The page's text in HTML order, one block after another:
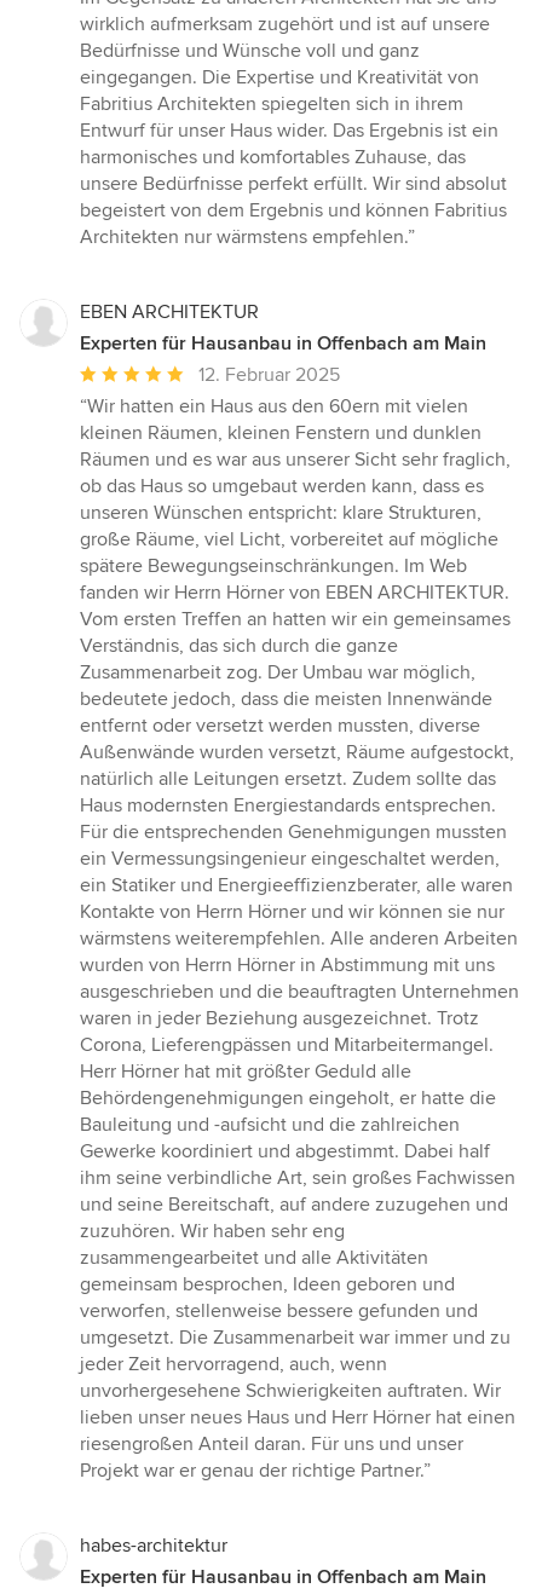
5
Sternen
wirklich aufmerksam zugehört und ist auf unsere
Bedürfnisse und Wünsche voll und ganz
eingegangen. Die Expertise und Kreativität von
Fabritius Architekten spiegelten sich in ihrem
Entwurf für unser Haus wider. Das Ergebnis ist ein
harmonisches und komfortables Zuhause, das
unsere Bedürfnisse perfekt erfüllt. Wir sind absolut
begeistert von dem Ergebnis und können Fabritius
Architekten nur wärmstens empfehlen.”
EBEN ARCHITEKTUR
Experten für Hausanbau in Offenbach am Main
Durchschnittliche
Bewertung:
5
von
5
Sternen
12. Februar 2025
“Wir hatten ein Haus aus den 60ern mit vielen
kleinen Räumen, kleinen Fenstern und dunklen
Räumen und es war aus unserer Sicht sehr fraglich,
ob das Haus so umgebaut werden kann, dass es
unseren Wünschen entspricht: klare Strukturen,
große Räume, viel Licht, vorbereitet auf mögliche
spätere Bewegungseinschränkungen. Im Web
fanden wir Herrn Hörner von EBEN ARCHITEKTUR.
Vom ersten Treffen an hatten wir ein gemeinsames
Verständnis, das sich durch die ganze
Zusammenarbeit zog. Der Umbau war möglich,
bedeutete jedoch, dass die meisten Innenwände
entfernt oder versetzt werden mussten, diverse
Außenwände wurden versetzt, Räume aufgestockt,
natürlich alle Leitungen ersetzt. Zudem sollte das
Haus modernsten Energiestandards entsprechen.
Für die entsprechenden Genehmigungen mussten
ein Vermessungsingenieur eingeschaltet werden,
ein Statiker und Energieeffizienzberater, alle waren
Kontakte von Herrn Hörner und wir können sie nur
wärmstens weiterempfehlen. Alle anderen Arbeiten
wurden von Herrn Hörner in Abstimmung mit uns
ausgeschrieben und die beauftragten Unternehmen
waren in jeder Beziehung ausgezeichnet. Trotz
Corona, Lieferengpässen und Mitarbeitermangel.
Herr Hörner hat mit größter Geduld alle
Behördengenehmigungen eingeholt, er hatte die
Bauleitung und -aufsicht und die zahlreichen
Gewerke koordiniert und abgestimmt. Dabei half
ihm seine verbindliche Art, sein großes Fachwissen
und seine Bereitschaft, auf andere zuzugehen und
zuzuhören. Wir haben sehr eng
zusammengearbeitet und alle Aktivitäten
gemeinsam besprochen, Ideen geboren und
verworfen, stellenweise bessere gefunden und
umgesetzt. Die Zusammenarbeit war immer und zu
jeder Zeit hervorragend, auch, wenn
unvorhergesehene Schwierigkeiten auftraten. Wir
lieben unser neues Haus und Herr Hörner hat einen
riesengroßen Anteil daran. Für uns und unser
Projekt war er genau der richtige Partner.”
habes-architektur
Experten für Hausanbau in Offenbach am Main